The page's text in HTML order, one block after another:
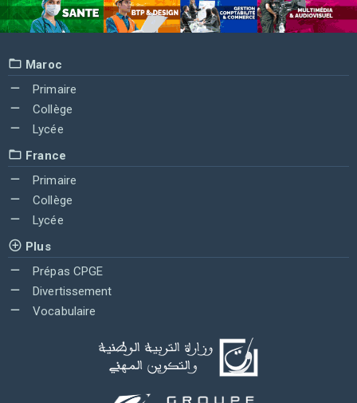
Maroc
Primaire
Collège
Lycée
France
Primaire
Collège
Lycée
Plus
Prépas CPGE
Divertissement
Vocabulaire